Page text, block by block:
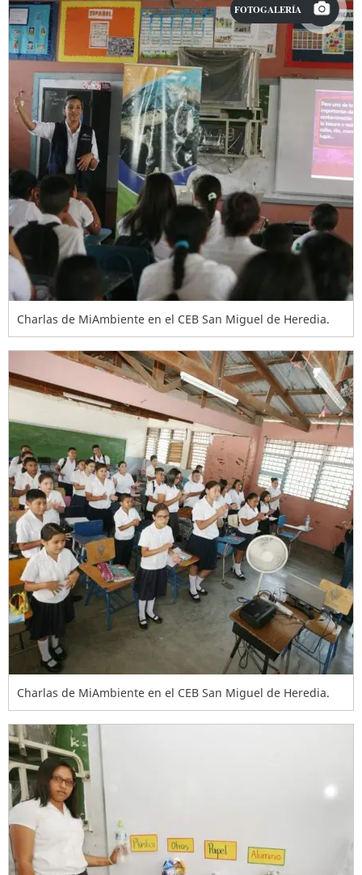
FOTOGALERÍA
Charlas de MiAmbiente en el CEB San Miguel de Heredia.
Charlas de MiAmbiente en el CEB San Miguel de Heredia.